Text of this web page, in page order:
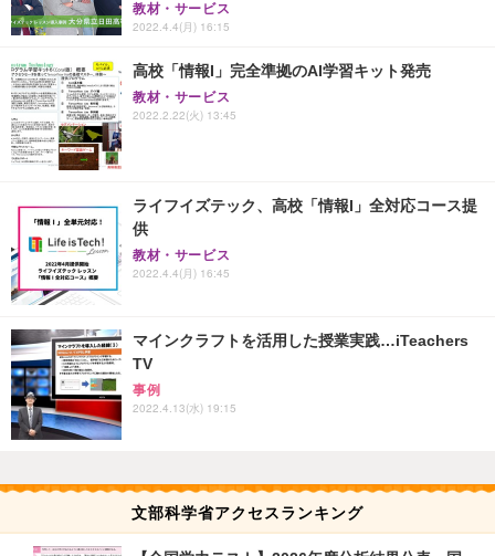
教材・サービス
2022.4.4(月) 16:15
高校「情報I」完全準拠のAI学習キット発売
教材・サービス
2022.2.22(火) 13:45
ライフイズテック、高校「情報I」全対応コース提
供
教材・サービス
2022.4.4(月) 16:45
マインクラフトを活用した授業実践…iTeachers
TV
事例
2022.4.13(水) 19:15
文部科学省アクセスランキング